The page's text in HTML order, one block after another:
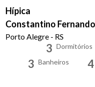
Hípica
Constantino
Porto Alegre - RS
3 Dormitórios
3 Banheiros 4